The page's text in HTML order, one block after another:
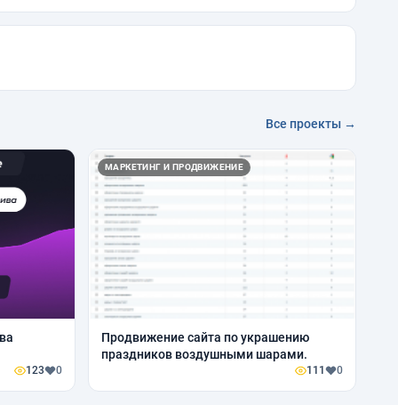
Все проекты →
123 0
МАРКЕТИНГ И ПРОДВИЖЕНИЕ
Продвижение сайта по украшению
праздников воздушными шарами.
111 0